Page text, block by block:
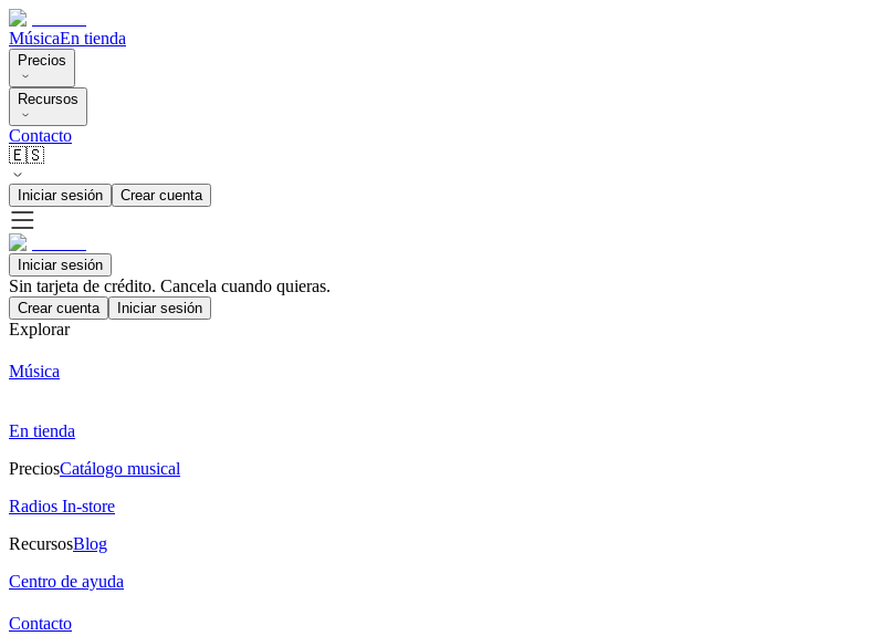
MúsicaEn tienda
Precios
Recursos
Contacto
🇪🇸
Iniciar sesión Crear cuenta
Iniciar sesión
Sin tarjeta de crédito. Cancela cuando quieras.
Crear cuenta Iniciar sesión
Explorar
Música
En tienda
PreciosCatálogo musical
Radios In-store
RecursosBlog
Centro de ayuda
Contacto